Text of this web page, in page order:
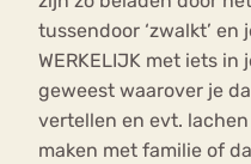
tussendoor ‘zwalkt’
WERKELIJK met iets
geweest waarover je
vertellen en evt.
maken met familie of